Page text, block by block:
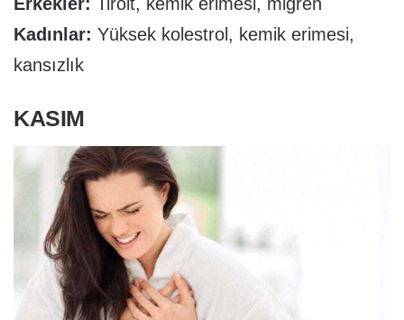
Kadınlar: Yüksek kolestrol, kemik erimesi,
kansızlık
KASIM